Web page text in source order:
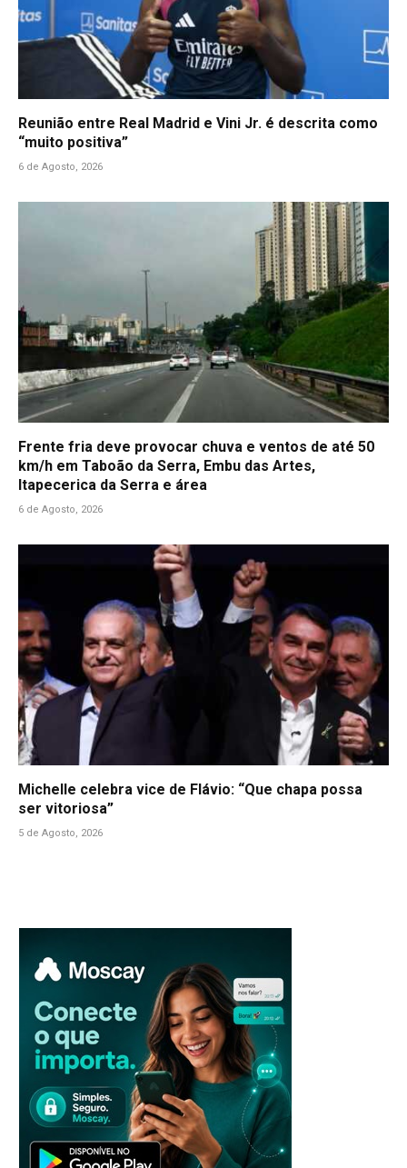
Reunião entre Real Madrid e Vini Jr. é descrita como
“muito positiva”
6 de Agosto, 2026
Frente fria deve provocar chuva e ventos de até 50
km/h em Taboão da Serra, Embu das Artes,
Itapecerica da Serra e área
6 de Agosto, 2026
Michelle celebra vice de Flávio: “Que chapa possa
ser vitoriosa”
5 de Agosto, 2026